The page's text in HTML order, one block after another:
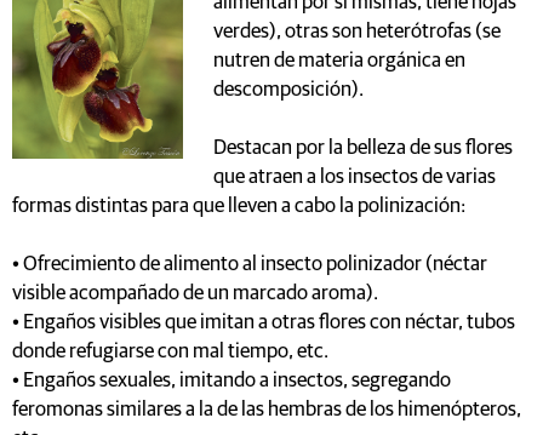
verdes), otras son heterótrofas (se
nutren de materia orgánica en
descomposición).
Destacan por la belleza de sus flores
que atraen a los insectos de varias
formas distintas para que lleven a cabo la polinización:
• Ofrecimiento de alimento al insecto polinizador (néctar
visible acompañado de un marcado aroma).
• Engaños visibles que imitan a otras flores con néctar, tubos
donde refugiarse con mal tiempo, etc.
• Engaños sexuales, imitando a insectos, segregando
feromonas similares a la de las hembras de los himenópteros,